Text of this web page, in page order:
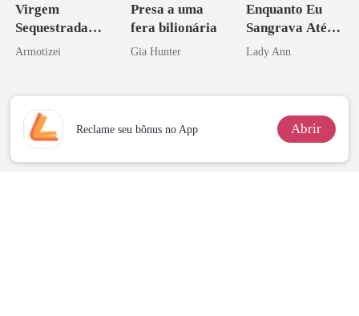
Virgem
Sequestrada
pelo Mafioso
DE SANGUE
Armotizei
Presa a uma
fera bilionária
Gia Hunter
Enquanto Eu
Sangrava Até a
Morte, Ele
Ela
Lady Ann
Reclame seu bônus no App Abrir